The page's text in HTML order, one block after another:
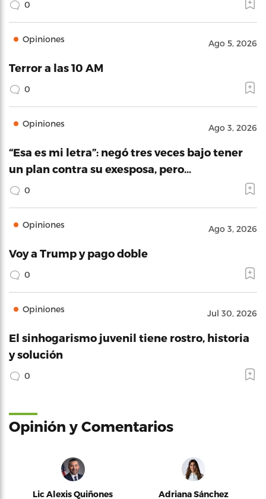
0
Opiniones Ago 5, 2026
Terror a las 10 AM
0
Opiniones Ago 3, 2026
“Esa es mi letra”: negó tres veces bajo tener
un plan contra su exesposa, pero…
0
Opiniones Ago 3, 2026
Voy a Trump y pago doble
0
Opiniones Jul 30, 2026
El sinhogarismo juvenil tiene rostro, historia
y solución
0
Opinión y Comentarios
Lic Alexis Quiñones Adriana Sánchez